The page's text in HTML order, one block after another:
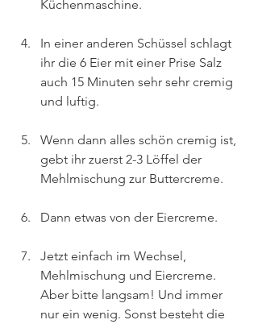
Küchenmaschine.
In einer anderen Schüssel schlagt
ihr die 6 Eier mit einer Prise Salz
auch 15 Minuten sehr sehr cremig
und luftig.
Wenn dann alles schön cremig ist,
gebt ihr zuerst 2-3 Löffel der
Mehlmischung zur Buttercreme.
Dann etwas von der Eiercreme.
Jetzt einfach im Wechsel,
Mehlmischung und Eiercreme.
Aber bitte langsam! Und immer
nur ein wenig. Sonst besteht die